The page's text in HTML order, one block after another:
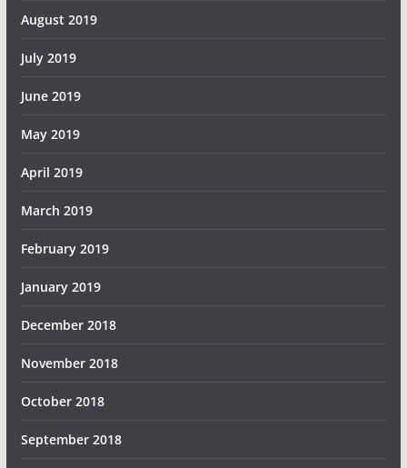
August 2019
July 2019
June 2019
May 2019
April 2019
March 2019
February 2019
January 2019
December 2018
November 2018
October 2018
September 2018